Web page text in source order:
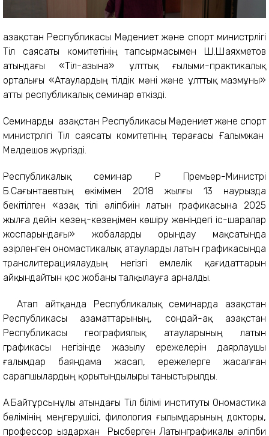
Қазақстан Республикасы Мәдениет және спорт министрлігі
Тіл саясаты комитетінің тапсырмасымен Ш.Шаяхметов
атындағы «Тіл-Қазына» ұлттық ғылыми-практикалық
орталығы «Атаулардың тілдік мәні және ұлттық мазмұны»
атты республикалық семинар өткізді.
Семинарды Қазақстан Республикасы Мәдениет және спорт
министрлігі Тіл саясаты комитетінің төрағасы Ғалымжан
Мелдешов жүргізді.
Республикалық семинар ҚР Премьер-Министрі
Б.Сағынтаевтың өкімімен 2018 жылғы 13 наурызда
бекітілген «Қазақ тілі әліпбиін латын графикасына 2025
жылға дейін кезең-кезеңімен көшіру жөніндегі іс-шаралар
жоспарындағы» жобаларды орындау мақсатында
әзірленген ономастикалық атауларды латын графикасында
транслитерациялаудың негізгі емлелік қағидаттарын
айқындайтын қос жобаны талқылауға арналды.
Атап айтқанда Республикалық семинарда Қазақстан
Республикасы азаматтарының, сондай-ақ Қазақстан
Республикасы географиялық атауларының латын
графикасы негізінде жазылу ережелерін даярлаушы
ғалымдар баяндама жасап, ережелерге жасалған
сарапшылардың қорытындылыры таныстырылды.
А.Байтұрсынұлы атындағы Тіл білімі институты Ономастика
бөлімінің меңгерушісі, филология ғылымдарының докторы,
профессор Қыздархан Рысберген Латынграфикалы әліпби